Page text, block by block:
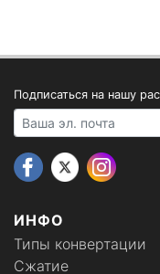
ИНФО
Типы конвертации
Сжатие
Подписаться на нашу
Your email address